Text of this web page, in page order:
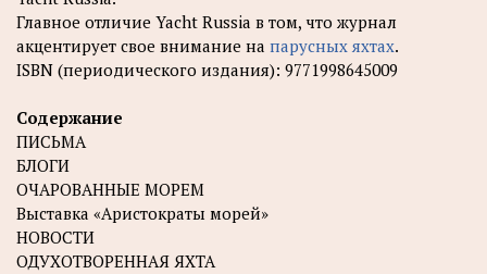
Главное отличие Yacht Russia в том, что журнал
акцентирует свое внимание на парусных яхтах.
ISBN (периодического издания): 9771998645009
Содержание
ПИСЬМА
БЛОГИ
ОЧАРОВАННЫЕ МОРЕМ
Выставка «Аристократы морей»
НОВОСТИ
ОДУХОТВОРЕННАЯ ЯХТА